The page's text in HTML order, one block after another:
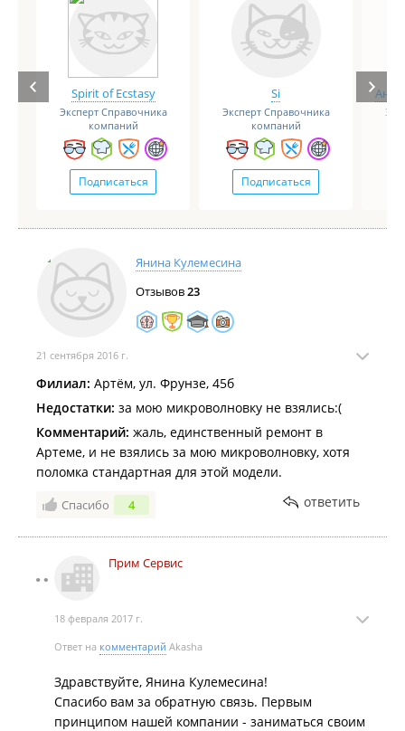
Spirit of Ecstasy
Эксперт Справочника
компаний
Подписаться
Si
Эксперт Справочника
компаний
Подписаться
Янина Кулемесина
Отзывов23
21 сентября 2016 г.
Филиал: Артём, ул. Фрунзе, 45б
Недостатки: за мою микроволновку не взялись:(
Комментарий: жаль, единственный ремонт в
Артеме, и не взялись за мою микроволновку, хотя
поломка стандартная для этой модели.
Спасибо 4 ответить
Прим Сервис
18 февраля 2017 г.
Ответ на комментарий Akasha
Здравствуйте, Янина Кулемесина!
Спасибо вам за обратную связь. Первым
принципом нашей компании - заниматься своим